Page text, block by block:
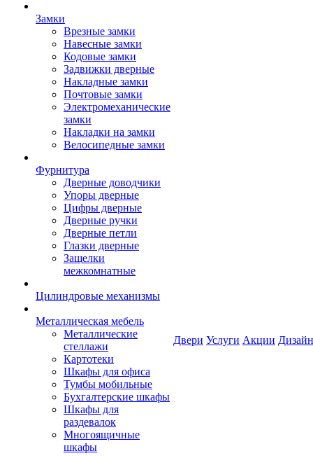
Замки
Врезные замки
Навесные замки
Кодовые замки
Задвижки дверные
Накладные замки
Почтовые замки
Электромеханические
замки
Накладки на замки
Велосипедные замки
Фурнитура
Дверные доводчики
Упоры дверные
Цифры дверные
Дверные ручки
Дверные петли
Глазки дверные
Защелки
межкомнатные
Цилиндровые механизмы
Металлическая мебель
Металлические
стеллажи
Картотеки
Шкафы для офиса
Тумбы мобильные
Бухгалтерские шкафы
Шкафы для
раздевалок
Многоящичные
шкафы
Двери Услуги Акции